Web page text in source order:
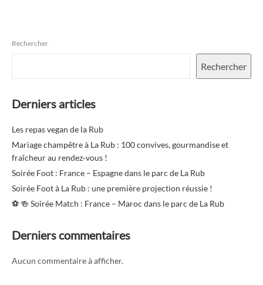
Rechercher
Rechercher
Derniers articles
Les repas vegan de la Rub
Mariage champêtre à La Rub : 100 convives, gourmandise et
fraîcheur au rendez‑vous !
Soirée Foot : France – Espagne dans le parc de La Rub
Soirée Foot à La Rub : une première projection réussie !
⚽️ 🍻 Soirée Match : France – Maroc dans le parc de La Rub
Derniers commentaires
Aucun commentaire à afficher.